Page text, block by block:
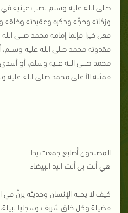
صلى الله عليه وسلم نصب عينيه في
وزكاته وحجّه وذكره وعقيدته وخلقه
فعل خيرا فإنما إمامه محمد صلى
فقدوته محمد صلى الله عليه
محمد صلى الله عليه وسلم، أو
فمثله الأعلى محمد صلى الله عليه
المصلحون أصابع جمعت يدا
هي أنت بل أنت اليد البيضاء
كيف لا يحبه الإنسان وحديثه يرنّ في
فضيلة وكل خلق شريف وسجايا نبيلة،